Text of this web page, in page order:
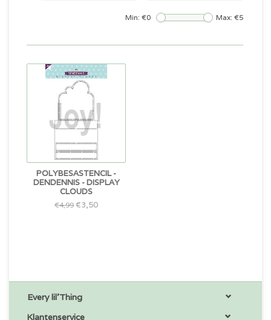
Min: €0 Max: €5
POLYBESASTENCIL -
DENDENNIS - DISPLAY
CLOUDS
€4,99 €3,50
Every lil'Thing
Klantenservice